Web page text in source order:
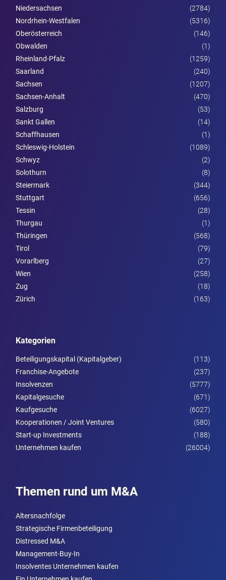
Niedersachsen
(2784)
Nordrhein-Westfalen
(5316)
Ober­österreich
(146)
Obwalden
(1)
Rheinland-Pfalz
(1259)
Saarland
(240)
Sachsen
(1207)
Sachsen-Anhalt
(470)
Salzburg
(53)
Sankt Gallen
(14)
Schaffhausen
(1)
Schleswig-Holstein
(1089)
Schwyz
(2)
Solothurn
(8)
Steier­mark
(344)
Stuttgart
(656)
Tessin
(28)
Thurgau
(1)
Thüringen
(568)
Tirol
(79)
Vorarl­berg
(27)
Wien
(258)
Zug
(18)
Zürich
(163)
Kategorien
Beteiligungskapital (Kapitalgeber)
(113)
Franchise-Angebote
(237)
Insolvenzen
(5777)
Kapitalgesuche
(671)
Kaufgesuche
(6027)
Kooperationen / Joint Ventures
(580)
Start-up Investments
(188)
Unternehmen kaufen
(26004)
Themen rund um M&A
Altersnachfolge
Strategische Firmenbeteiligung
Distressed M&A
Management-Buy-In
Insolventes Unternehmen kaufen